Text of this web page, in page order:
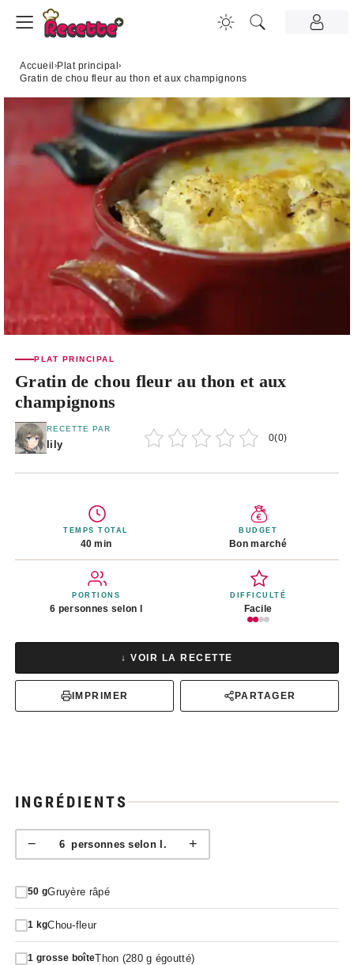
Accueil ›Plat principal ›
Gratin de chou fleur au thon et aux champignons
PLAT PRINCIPAL
Gratin de chou fleur au thon et aux
champignons
RECETTE PAR
lily
0(0)
TEMPS TOTAL
40 min
BUDGET
Bon marché
PORTIONS
6 personnes selon l
DIFFICULTÉ
Facile
↓ VOIR LA RECETTE
IMPRIMER PARTAGER
INGRÉDIENTS
− 6personnes selon l. +
50 gGruyère râpé
1 kgChou-fleur
1 grosse boîteThon (280 g égoutté)